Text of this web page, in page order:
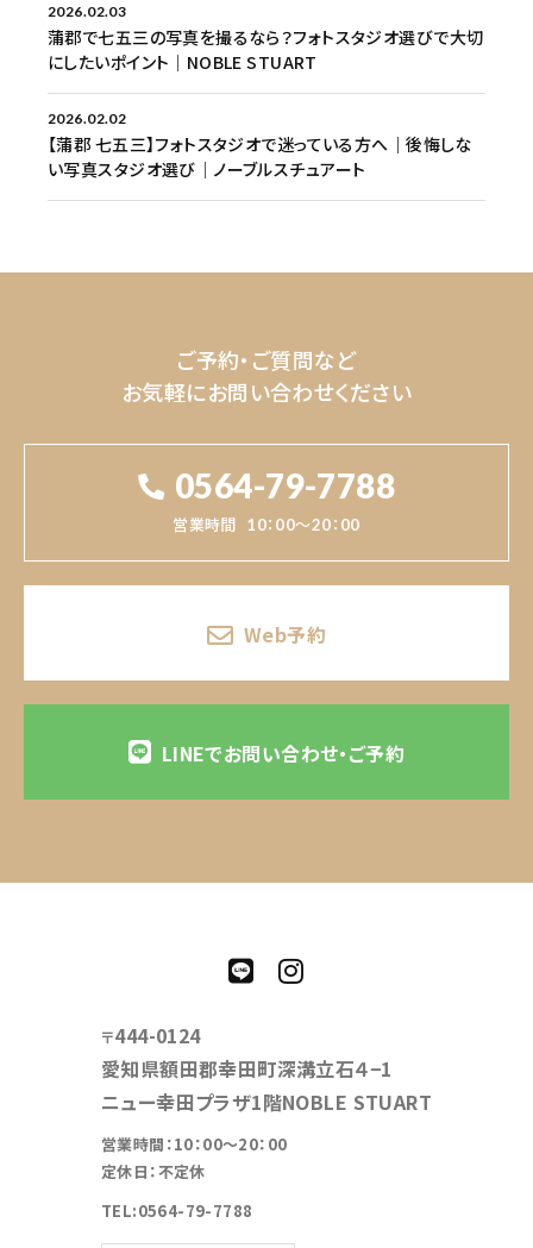
2026.02.03
蒲郡で七五三の写真を撮るなら？フォトスタジオ選びで大切
にしたいポイント│NOBLE STUART
2026.02.02
【蒲郡 七五三】フォトスタジオで迷っている方へ｜後悔しな
い写真スタジオ選び│ノーブルスチュアート
ご予約・ご質問など
お気軽にお問い合わせください
0564-79-7788
営業時間 10：00～20：00
Web予約
LINEでお問い合わせ・ご予約
〒444-0124
愛知県額田郡幸田町深溝立石４−1
ニュー幸田プラザ1階NOBLE STUART
営業時間：10：00～20：00
定休日：不定休
TEL:0564-79-7788